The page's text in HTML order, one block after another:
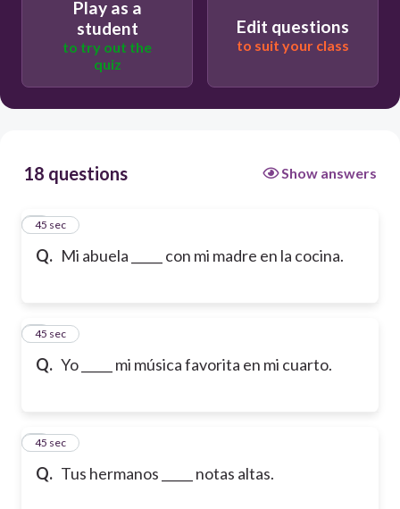
Play as a
student
to try out the
quiz
Edit questions
to suit your class
18 questions Show answers
Q. Mi abuela _____ con mi madre en la cocina.
1
45 sec
Q. Yo _____ mi música favorita en mi cuarto.
2
45 sec
Q. Tus hermanos _____ notas altas.
3
45 sec